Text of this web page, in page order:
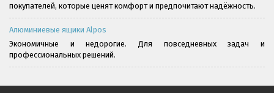
покупателей, которые ценят комфорт и предпочитают надёжность.
Алюминиевые ящики Alpos
Экономичные и недорогие. Для повседневных задач и
профессиональных решений.